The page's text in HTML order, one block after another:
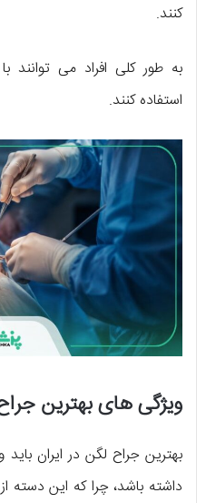
کنند.
به طور کلی افراد می
استفاده کنند.
ویژگی های بهترین
بهترین جراح لگن در ایران
داشته باشد، چرا که این